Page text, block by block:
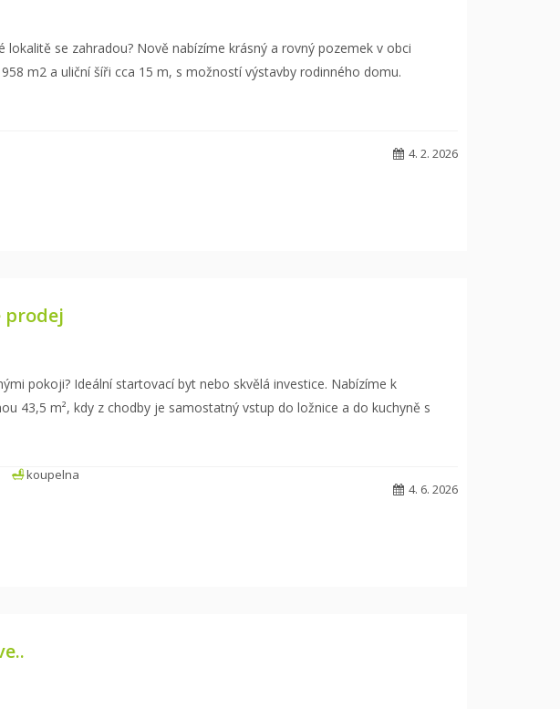
lokalitě se zahradou? Nově nabízíme krásný a rovný pozemek v obci
m2 a uliční šíři cca 15 m, s možností výstavby rodinného domu.
4. 2. 2026
prodej
pokoji? Ideální startovací byt nebo skvělá investice. Nabízíme k
43,5 m², kdy z chodby je samostatný vstup do ložnice a do kuchyně s
koupelna
4. 6. 2026